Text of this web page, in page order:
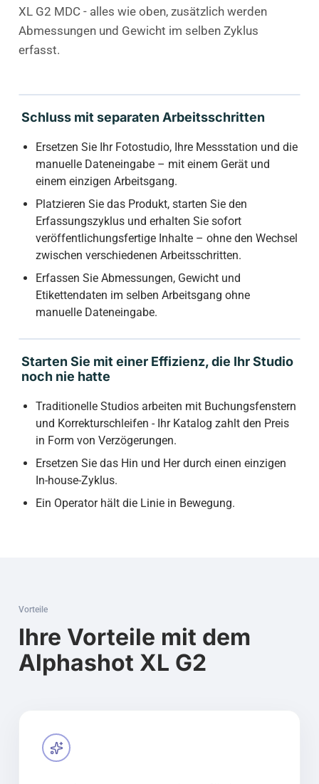
XL G2 MDC - alles wie oben, zusätzlich werden
Abmessungen und Gewicht im selben Zyklus
erfasst.
Schluss mit separaten Arbeitsschritten
Ersetzen Sie Ihr Fotostudio, Ihre Messstation und die
manuelle Dateneingabe – mit einem Gerät und
einem einzigen Arbeitsgang.
Platzieren Sie das Produkt, starten Sie den
Erfassungszyklus und erhalten Sie sofort
veröffentlichungsfertige Inhalte – ohne den Wechsel
zwischen verschiedenen Arbeitsschritten.
Erfassen Sie Abmessungen, Gewicht und
Etikettendaten im selben Arbeitsgang ohne
manuelle Dateneingabe.
Starten Sie mit einer Effizienz, die Ihr Studio
noch nie hatte
Traditionelle Studios arbeiten mit Buchungsfenstern
und Korrekturschleifen - Ihr Katalog zahlt den Preis
in Form von Verzögerungen.
Ersetzen Sie das Hin und Her durch einen einzigen
In-house-Zyklus.
Ein Operator hält die Linie in Bewegung.
Vorteile
Ihre Vorteile mit dem
Alphashot XL G2